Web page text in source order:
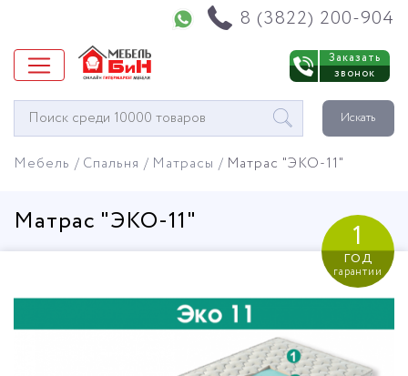
8 (3822) 200-904
Заказать
звонок
Окно
поиска
Искать
Мебель Спальня Матрасы Матрас "ЭКО-11"
Матрас "ЭКО-11" 1
год
гарантии